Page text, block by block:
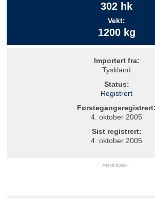
302 hk
Vekt:
1200 kg
Importert fra:
Tyskland
Status:
Registrert
Førstegangsregistrert:
4. oktober 2005
Sist registrert:
4. oktober 2005
– ANNONSE –